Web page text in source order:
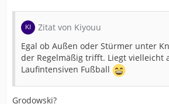
Zitat von Kiyouu
Egal ob Außen oder Stürmer unter
der Regelmäßig trifft. Liegt vielleicht
Laufintensiven Fußball
Grodowski?